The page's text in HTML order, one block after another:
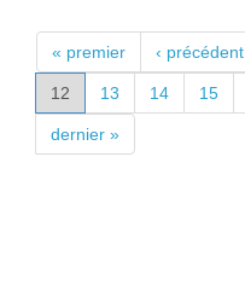
PAGES
« premier ‹ précédent
12 13 14 15
dernier »